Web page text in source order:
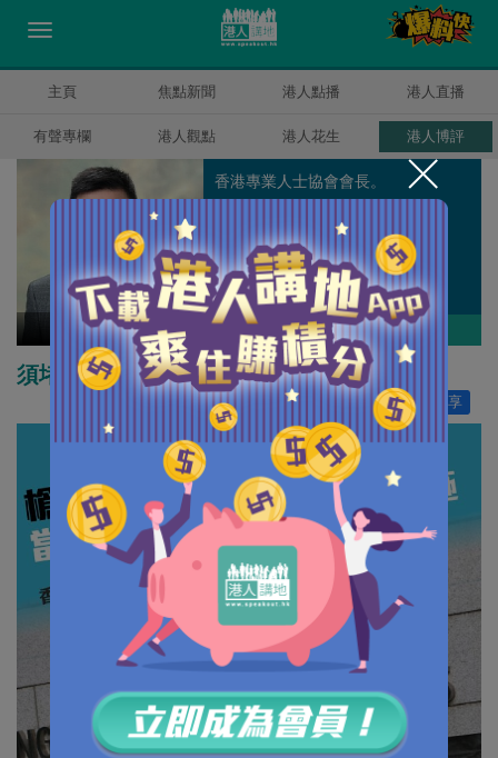
主頁 焦點新聞 港人點播 港人直播
有聲專欄 港人觀點 港人花生 港人博評
陳建強
香港專業人士協會會長。
作者其他博評
須堵上槍管漏洞
分享
讚好 0